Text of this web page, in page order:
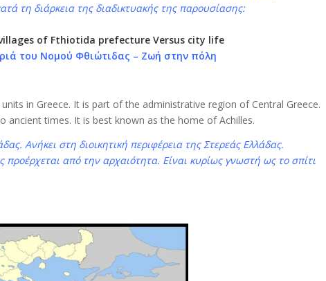
τη διάρκεια της διαδικτυακής της παρουσίασης:
of Fthiotida prefecture Versus city life
του Νομού Φθιώτιδας – Ζωή στην πόλη
in Greece. It is part of the administrative region of Central Greece.
ancient times. It is best known as the home of Achilles.
Ανήκει στη διοικητική περιφέρεια της Στερεάς Ελλάδας.
προέρχεται από την αρχαιότητα. Είναι κυρίως γνωστή ως το σπίτι